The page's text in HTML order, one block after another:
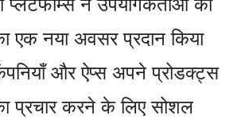
एक नया अवसर प्रदान किया
और ऐप्स अपने प्रोडक्ट्स
प्रचार करने के लिए सोशल